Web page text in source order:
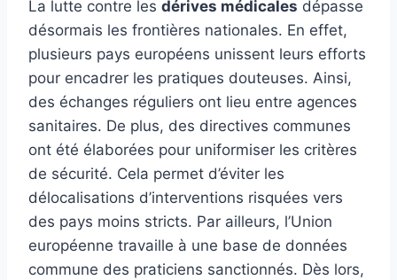
La lutte contre les dérives médicales dépasse
désormais les frontières nationales. En effet,
plusieurs pays européens unissent leurs efforts
pour encadrer les pratiques douteuses. Ainsi,
des échanges réguliers ont lieu entre agences
sanitaires. De plus, des directives communes
ont été élaborées pour uniformiser les critères
de sécurité. Cela permet d’éviter les
délocalisations d’interventions risquées vers
des pays moins stricts. Par ailleurs, l’Union
européenne travaille à une base de données
commune des praticiens sanctionnés. Dès lors,